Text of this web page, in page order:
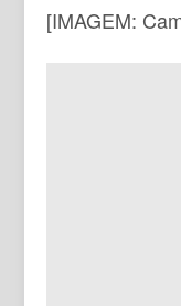
[IMAGEM: